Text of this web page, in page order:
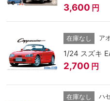
3,600 円
在庫なし ア
1/24 スズキ
2,700 円
在庫なし ハ